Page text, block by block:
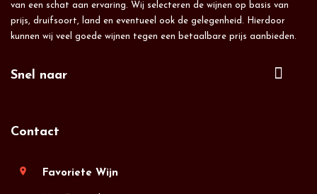
van een schat aan ervaring. Wij selecteren de wijnen op basis van
prijs, druifsoort, land en eventueel ook de gelegenheid. Hierdoor
kunnen wij veel goede wijnen tegen een betaalbare prijs aanbieden.
Snel naar
Contact
location_on Favoriete Wijn